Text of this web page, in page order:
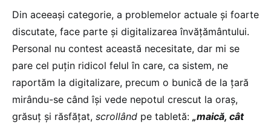
Din aceeaşi categorie, a problemelor actuale şi foarte
discutate, face parte şi digitalizarea învăţământului.
Personal nu contest această necesitate, dar mi se
pare cel puţin ridicol felul în care, ca sistem, ne
raportăm la digitalizare, precum o bunică de la ţară
mirându-se când îşi vede nepotul crescut la oraş,
grăsuţ şi răsfăţat, scrollând pe tabletă: „maică, cât